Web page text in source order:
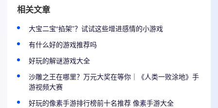
相关文章
大宝二宝“掐架”？试试这些增进感情的小游戏
有什么好的游戏推荐吗
好玩的解谜游戏大全
沙雕之王在哪里？万元大奖在等你｜《人类一败涂地》手
游视频大赛
好玩的像素手游排行榜前十名推荐 像素手游大全